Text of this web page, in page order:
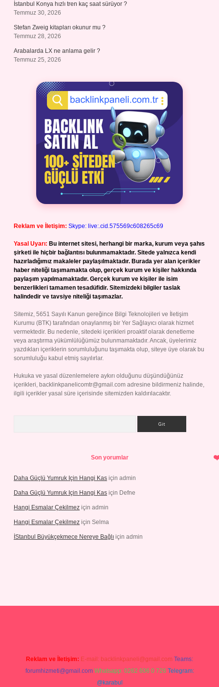
İstanbul Konya hızlı tren kaç saat sürüyor ?
Temmuz 30, 2026
Stefan Zweig kitapları okunur mu ?
Temmuz 28, 2026
Arabalarda LX ne anlama gelir ?
Temmuz 25, 2026
Reklam ve İletişim: Skype: live:.cid.575569c608265c69
Yasal Uyarı: Bu internet sitesi, herhangi bir marka, kurum veya şahıs
şirketi ile hiçbir bağlantısı bulunmamaktadır. Sitede yalnızca kendi
hazırladığımız makaleler paylaşılmaktadır. Burada yer alan içerikler
haber niteliği taşımamakta olup, gerçek kurum ve kişiler hakkında
paylaşım yapılmamaktadır. Gerçek kurum ve kişiler ile isim
benzerlikleri tamamen tesadüfidir. Sitemizdeki bilgiler taslak
halindedir ve tavsiye niteliği taşımazlar.
Sitemiz, 5651 Sayılı Kanun gereğince Bilgi Teknolojileri ve İletişim
Kurumu (BTK) tarafından onaylanmış bir Yer Sağlayıcı olarak hizmet
vermektedir. Bu nedenle, sitedeki içerikleri proaktif olarak denetleme
veya araştırma yükümlülüğümüz bulunmamaktadır. Ancak, üyelerimiz
yazdıkları içeriklerin sorumluluğunu taşımakta olup, siteye üye olarak bu
sorumluluğu kabul etmiş sayılırlar.
Hukuka ve yasal düzenlemelere aykırı olduğunu düşündüğünüz
içerikleri, backlinkpanelicomtr@gmail.com adresine bildirmeniz halinde,
ilgili içerikler yasal süre içerisinde sitemizden kaldırılacaktır.
Son yorumlar
Daha Güçlü Yumruk Için Hangi Kas için admin
Daha Güçlü Yumruk Için Hangi Kas için Defne
Hangi Esmalar Çekilmez için admin
Hangi Esmalar Çekilmez için Selma
İStanbul Büyükçekmece Nereye Bağlı için admin
Reklam ve İletişim: E-mail: backlinkpaneli@gmail.com Teams:
forumhizmeti@gmail.com Whatsapp: 0262 606 0 726 Telegram:
@karabul